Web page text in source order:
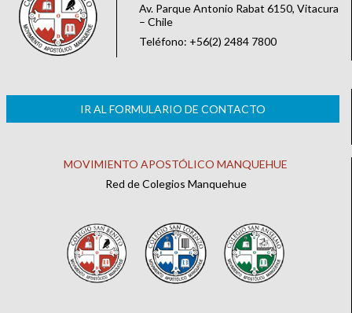
Av. Parque Antonio Rabat 6150, Vitacura
– Chile
Teléfono: +56(2) 2484 7800
IR AL FORMULARIO DE CONTACTO
MOVIMIENTO APOSTÓLICO MANQUEHUE
Red de Colegios Manquehue